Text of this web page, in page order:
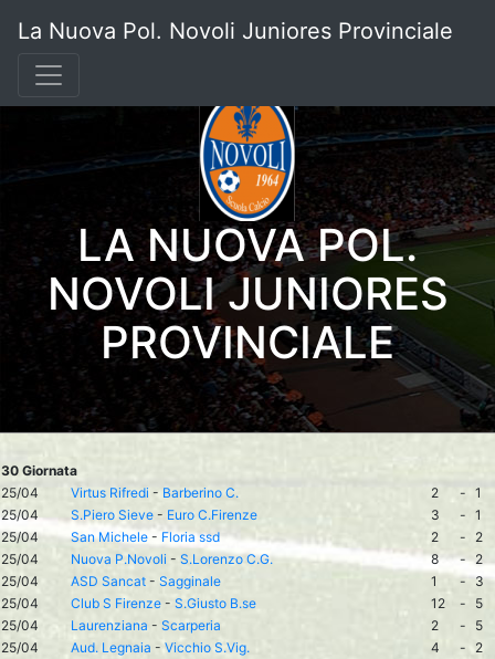
La Nuova Pol. Novoli Juniores Provinciale
LA NUOVA POL.
NOVOLI JUNIORES
PROVINCIALE
30 Giornata
25/04
Virtus Rifredi - Barberino C. 2 - 1
25/04
S.Piero Sieve - Euro C.Firenze 3 - 1
25/04
San Michele - Floria ssd 2 - 2
25/04
Nuova P.Novoli - S.Lorenzo C.G. 8 - 2
25/04
ASD Sancat - Sagginale 1 - 3
25/04
Club S Firenze - S.Giusto B.se 12 -
5
25/04
Laurenziana - Scarperia 2 -
5
25/04
Aud. Legnaia - Vicchio S.Vig. 4 -
2